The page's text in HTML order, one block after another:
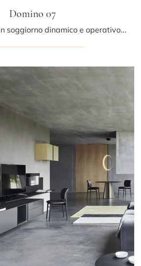
Domino 07
Vuoi progettare un soggiorno dinamico e operativo? Ecco a te la parete attrezzata Domino 07 Sangiacomo dalle forme decise moderne.